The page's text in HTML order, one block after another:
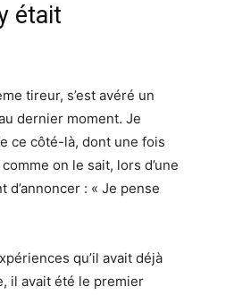
était
tireur, s’est avéré un
dernier moment. Je
ce côté-là, dont une fois
on le sait, lors d’une
d’annoncer : « Je pense
qu’il avait déjà
il avait été le premier